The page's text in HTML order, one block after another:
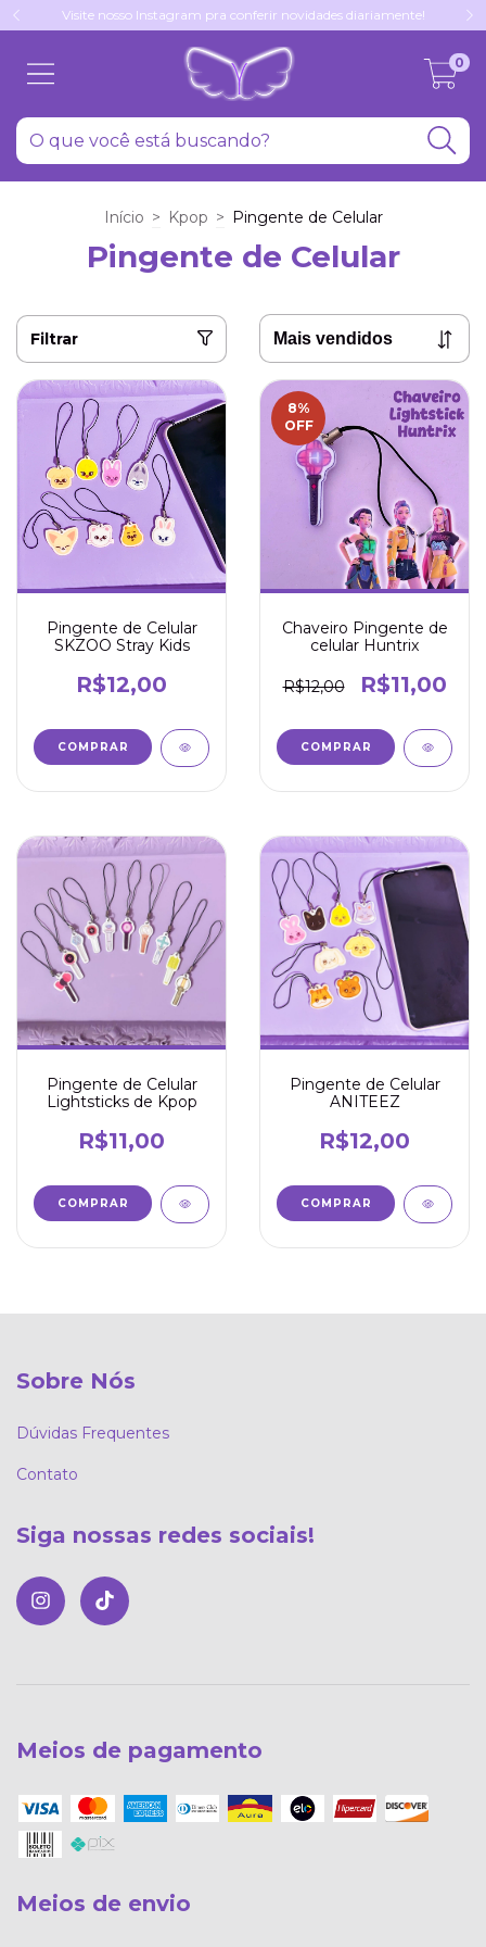
Visite nosso Instagram pra conferir novidades diariamente!
0
Início > Kpop > Pingente de Celular
Pingente de Celular
Filtrar
Pingente de Celular
SKZOO Stray Kids
R$12,00
COMPRAR
8%
OFF
Chaveiro Pingente de
celular Huntrix
R$12,00 R$11,00
Pingente de Celular
Lightsticks de Kpop
R$11,00
COMPRAR
Pingente de Celular
ANITEEZ
R$12,00
COMPRAR
Sobre Nós
Dúvidas Frequentes
Contato
Siga nossas redes sociais!
Meios de pagamento
Meios de envio